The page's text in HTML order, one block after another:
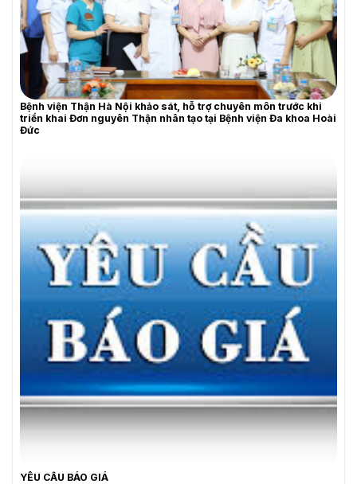
YÊU CẦU BÁO GIÁ
Bệnh viện Thận Hà Nội khảo sát, hỗ trợ chuyên môn trước khi
triển khai Đơn nguyên Thận nhân tạo tại Bệnh viện Đa khoa Hoài
Đức
YÊU CẦU BÁO GIÁ